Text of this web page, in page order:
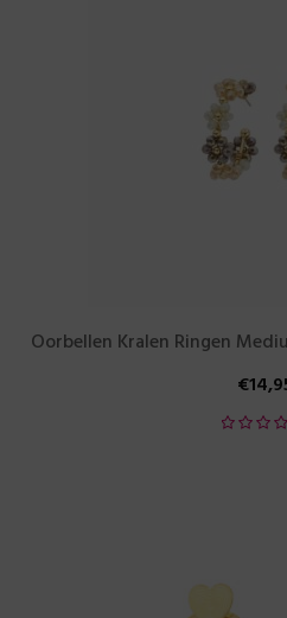
Oorbellen Kralen Ringen
€